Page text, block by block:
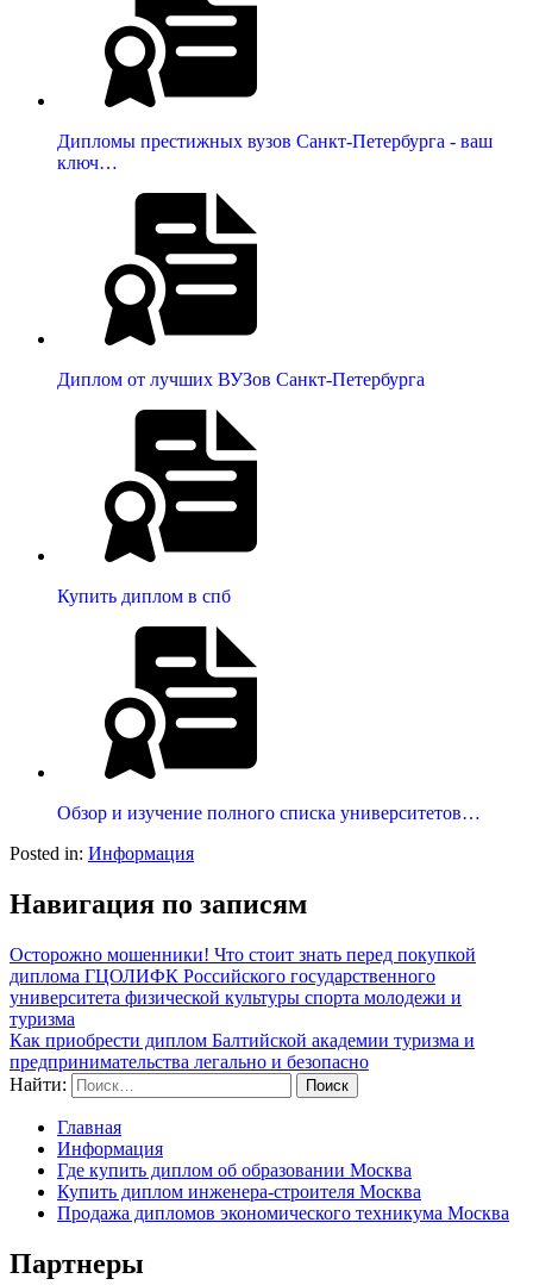
Дипломы престижных вузов Санкт-Петербурга - ваш
ключ…
Диплом от лучших ВУЗов Санкт-Петербурга
Купить диплом в спб
Обзор и изучение полного списка университетов…
Posted in: Информация
Навигация по записям
Осторожно мошенники! Что стоит знать перед покупкой
диплома ГЦОЛИФК Российского государственного
университета физической культуры спорта молодежи и
туризма
Как приобрести диплом Балтийской академии туризма и
предпринимательства легально и безопасно
Найти:
Главная
Информация
Где купить диплом об образовании Москва
Купить диплом инженера-строителя Москва
Продажа дипломов экономического техникума Москва
Партнеры